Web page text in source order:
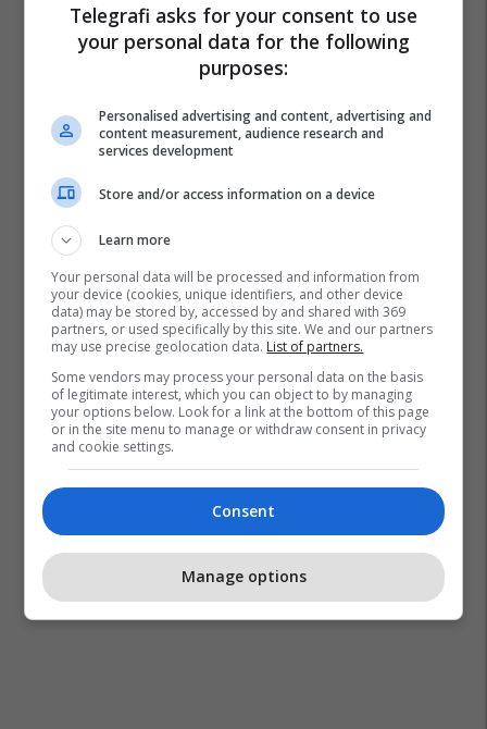
EXPO DIASPORA 2026 mbahet
më 3, 4 dhe 5 gusht në Prishtinë
Expo Prishtina
Telegrafi asks for your consent to use
your personal data for the following
purposes:
Personalised advertising and content, advertising and
content measurement, audience research and
services development
Store and/or access information on a device
Learn more
Your personal data will be processed and information from
your device (cookies, unique identifiers, and other device
data) may be stored by, accessed by and shared with 369
partners, or used specifically by this site. We and our partners
may use precise geolocation data. List of partners.
Some vendors may process your personal data on the basis
of legitimate interest, which you can object to by managing
your options below. Look for a link at the bottom of this page
or in the site menu to manage or withdraw consent in privacy
and cookie settings.
Consent
Manage options